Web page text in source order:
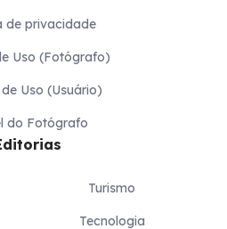
de privacidade
Uso (Fotógrafo)
Uso (Usuário)
do Fotógrafo
Turismo
Tecnologia